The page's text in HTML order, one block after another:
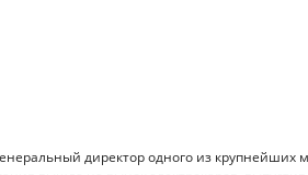
директор одного из крупнейших